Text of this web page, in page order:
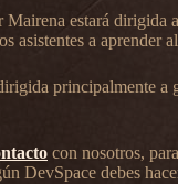
estará
a aprender
principalmente
con nosotros,
DevSpace debes